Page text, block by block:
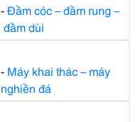
-Đầm cóc – đầm rung –
đầm dùi
- Máy khai thác – máy
nghiền đá